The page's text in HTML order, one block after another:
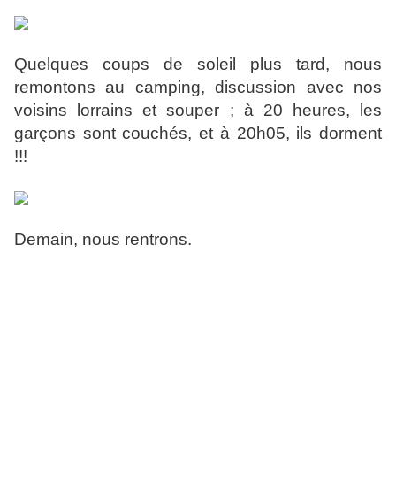
Quelques coups de soleil plus tard, nous
remontons au camping, discussion avec nos
voisins lorrains et souper ; à 20 heures, les
garçons sont couchés, et à 20h05, ils dorment
!!!
Demain, nous rentrons.